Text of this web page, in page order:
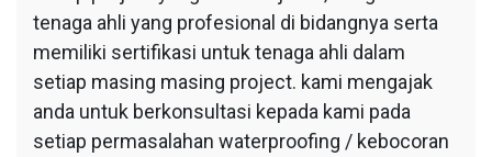
tenaga ahli yang profesional di bidangnya serta
memiliki sertifikasi untuk tenaga ahli dalam
setiap masing masing project. kami mengajak
anda untuk berkonsultasi kepada kami pada
setiap permasalahan waterproofing / kebocoran